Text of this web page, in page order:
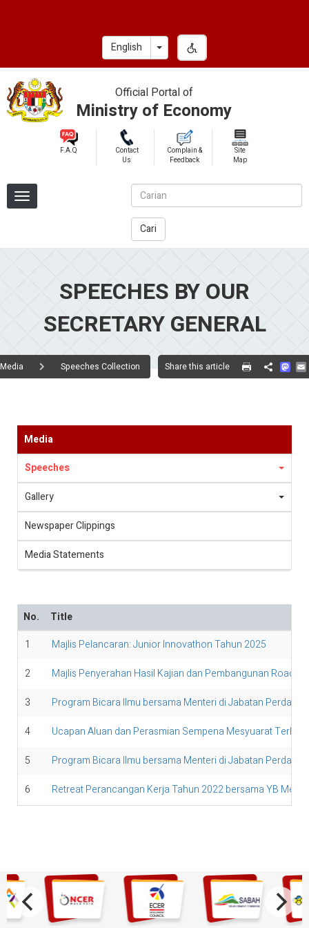
English Toggle Dropdown
Official Portal of
Ministry of Economy
F.A.Q
Contact
Us
Complain &
Feedback
Site
Map
Cari
SPEECHES BY OUR
SECRETARY GENERAL
Media Speeches Collection Share this article
Share
Media
Speeches
Gallery
Newspaper Clippings
Media Statements
No.
Title
1
Majlis Pelancaran: Junior Innovathon Tahun 2025
2
Majlis Penyerahan Hasil Kajian dan Pembangunan
3
Program Bicara Ilmu bersama Menteri di Jabatan
4
Ucapan Aluan dan Perasmian Sempena Mesyuarat
5
Program Bicara Ilmu bersama Menteri di Jabatan
6
Retreat Perancangan Kerja Tahun 2022 bersama YB